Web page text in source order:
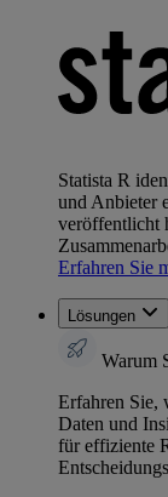
Statista R
und Anbieter
veröffentlicht
Erfahren Sie
Lösungen
Warum
Erfahren Sie,
Daten und
für effiziente